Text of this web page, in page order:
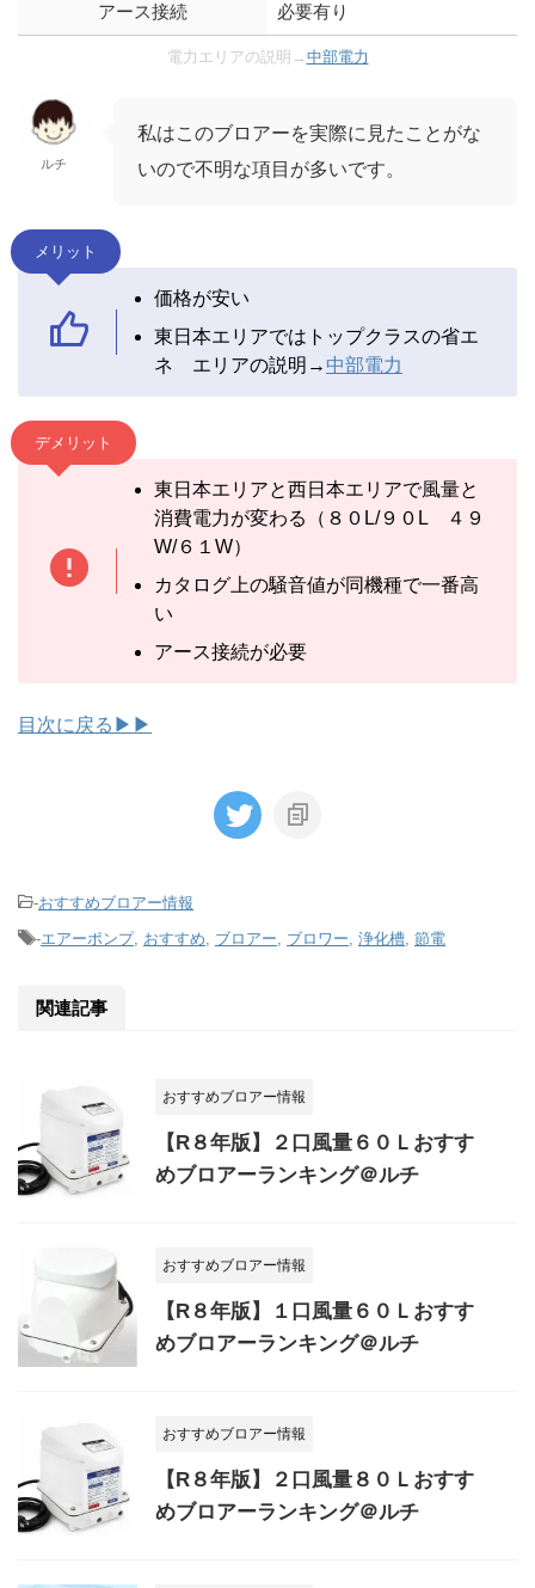
アース接続 必要有り
電力エリアの説明→ 中部電力
ルチ
私はこのブロアーを実際に見たことがな
いので不明な項目が多いです。
メリット
価格が安い
東日本エリアではトップクラスの省エ
ネ エリアの説明→ 中部電力
デメリット
東日本エリアと西日本エリアで風量と
消費電力が変わる（８０L/９０L
４９
W/６１W）
カタログ上の騒音値が同機種で一番高
い
アース接続が必要
目次に戻る▶▶
-おすすめブロアー情報
-エアーポンプ, おすすめ, ブロアー, ブロワー, 浄化槽, 節電
関連記事
おすすめブロアー情報
【R８年版】２口風量６０Ｌおすす
めブロアーランキング＠ルチ
おすすめブロアー情報
【R８年版】１口風量６０Ｌおすす
めブロアーランキング＠ルチ
おすすめブロアー情報
【R８年版】２口風量８０Ｌおすす
めブロアーランキング＠ルチ